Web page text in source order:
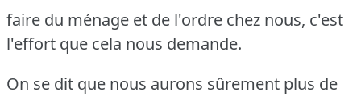
faire du ménage et de l'ordre chez nous, c'est
l'effort que cela nous demande.
On se dit que nous aurons sûrement plus de